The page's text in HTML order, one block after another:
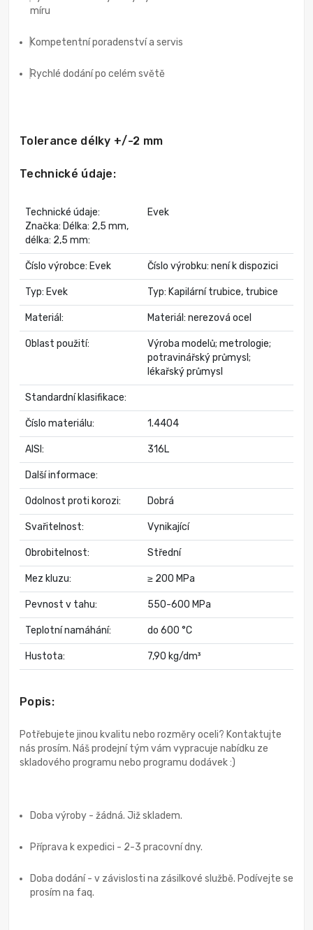
míru
Kompetentní poradenství a servis
Rychlé dodání po celém světě
Tolerance délky +/-2 mm
Technické údaje:
Technické údaje:
Značka: Délka: 2,5 mm,
délka: 2,5 mm:
Evek
Číslo výrobce: Evek Číslo výrobku: není k dispozici
Typ: Evek Typ: Kapilární trubice, trubice
Materiál: Materiál: nerezová ocel
Oblast použití:
Výroba modelů; metrologie;
potravinářský průmysl;
lékařský průmysl
Standardní klasifikace:
Číslo materiálu: 1.4404
AISI: 316L
Další informace:
Odolnost proti korozi: Dobrá
Svařitelnost: Vynikající
Obrobitelnost: Střední
Mez kluzu: ≥ 200 MPa
Pevnost v tahu: 550-600 MPa
Teplotní namáhání: do 600 °C
Hustota: 7,90 kg/dm³
Popis:
Potřebujete jinou kvalitu nebo rozměry oceli? Kontaktujte
nás prosím. Náš prodejní tým vám vypracuje nabídku ze
skladového programu nebo programu dodávek :)
Doba výroby - žádná. Již skladem.
Příprava k expedici - 2-3 pracovní dny.
Doba dodání - v závislosti na zásilkové službě. Podívejte se
prosím na faq.